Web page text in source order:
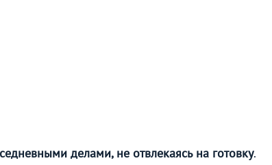
делами, не отвлекаясь на готовку.